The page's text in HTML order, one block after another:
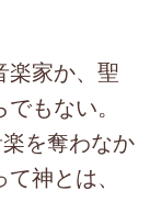
家か、聖
もない。
を奪わなか
神とは、